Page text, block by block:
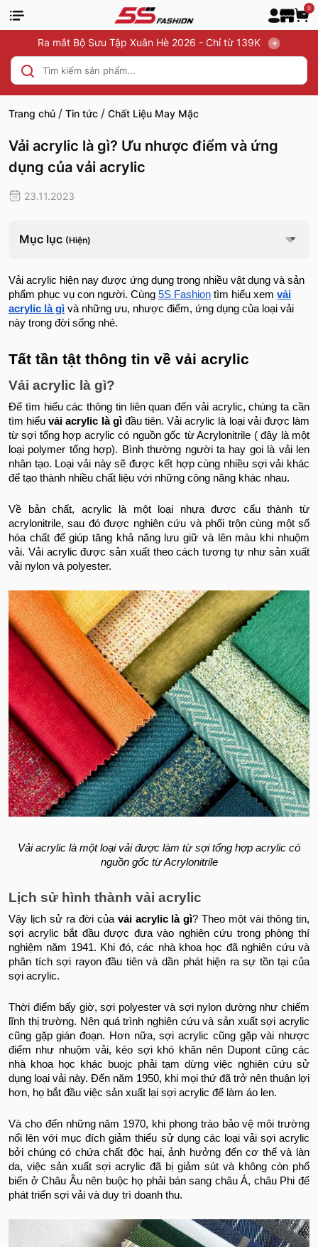
0
Ra mắt Bộ Sưu Tập Xuân Hè 2026 - Chỉ từ 139K
Trang chủ / Tin tức / Chất Liệu May Mặc
Vải acrylic là gì? Ưu nhược điểm và ứng
dụng của vải acrylic
23.11.2023
Mục lục (Hiện)
Vải acrylic hiện nay được ứng dụng trong nhiều vật dụng và sản
phẩm phục vụ con người. Cùng 5S Fashion tìm hiểu xem vải
acrylic là gì và những ưu, nhược điểm, ứng dụng của loại vải
này trong đời sống nhé.
Tất tần tật thông tin về vải acrylic
Vải acrylic là gì?
Để tìm hiểu các thông tin liên quan đến vải acrylic, chúng ta cần
tìm hiểuvải acrylic là gìđầu tiên. Vải acrylic là loại vải được làm
từ sợi tổng hợp acrylic có nguồn gốc từ Acrylonitrile ( đây là một
loại polymer tổng hợp). Bình thường người ta hay gọi là vải len
nhân tạo. Loại vải này sẽ được kết hợp cùng nhiều sợi vải khác
để tạo thành nhiều chất liệu với những công năng khác nhau.
Về bản chất, acrylic là một loại nhựa được cấu thành từ
acrylonitrile, sau đó được nghiên cứu và phối trộn cùng một số
hóa chất để giúp tăng khả năng lưu giữ và lên màu khi nhuộm
vải. Vải acrylic được sản xuất theo cách tương tự như sản xuất
vải nylon và polyester.
Vải acrylic là một loại vải được làm từ sợi tổng hợp acrylic có
nguồn gốc từ Acrylonitrile
Lịch sử hình thành vải acrylic
Vậy lịch sử ra đời của vải acrylic là gì? Theo một vài thông tin,
sợi acrylic bắt đầu được đưa vào nghiên cứu trong phòng thí
nghiệm năm 1941. Khi đó, các nhà khoa học đã nghiên cứu và
phân tích sợi rayon đầu tiên và dần phát hiện ra sự tồn tại của
sợi acrylic.
Thời điểm bấy giờ, sợi polyester và sợi nylon dường như chiếm
lĩnh thị trường. Nên quá trình nghiên cứu và sản xuất sợi acrylic
cũng gặp gián đoạn. Hơn nữa, sợi acrylic cũng gặp vài nhược
điểm như nhuộm vải, kéo sợi khó khăn nên Dupont cũng các
nhà khoa học khác buojc phải tạm dừng việc nghiên cứu sử
dụng loại vải này. Đến năm 1950, khi mọi thứ đã trở nên thuận lợi
hơn, họ bắt đầu việc sản xuất lại sợi acrylic để làm áo len.
Và cho đến những năm 1970, khi phong trào bảo vệ môi trường
nổi lên với mục đích giảm thiểu sử dụng các loại vải sợi acrylic
bởi chúng có chứa chất độc hại, ảnh hưởng đến cơ thể và làn
da, việc sản xuất sợi acrylic đã bị giảm sút và không còn phổ
biến ở Châu Âu nên buộc họ phải bán sang châu Á, châu Phi để
phát triển sợi vải và duy trì doanh thu.